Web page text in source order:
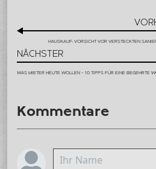
HAUSKAUF: VORSICHT VOR VERSTECKTEN
NÄCHSTER
WAS MIETER HEUTE WOLLEN – 10 TIPPS FÜR EINE BEGEHRTE
Kommentare